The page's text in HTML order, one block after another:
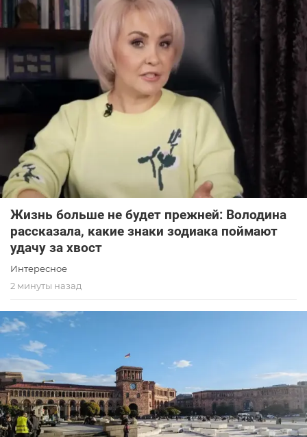
Жизнь больше не будет прежней: Володина
рассказала, какие знаки зодиака поймают
удачу за хвост
Интересное
2 минуты назад